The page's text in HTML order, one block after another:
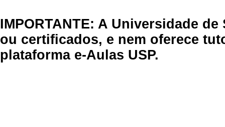
IMPORTANTE: A Universidade
ou certificados, e nem oferece
plataforma e-Aulas USP.